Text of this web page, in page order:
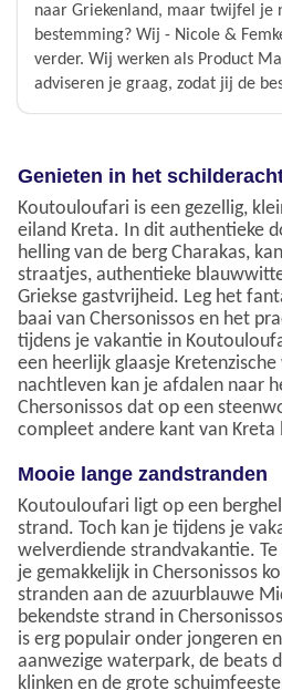
naar Griekenland, maar twijfel je
bestemming? Wij - Nicole &
verder. Wij werken als Product
adviseren je graag, zodat jij de
Genieten in het
Koutouloufari is een gezellig,
eiland Kreta. In dit authentieke
helling van de berg Charakas,
straatjes, authentieke
Griekse gastvrijheid. Leg het
baai van Chersonissos en het
tijdens je vakantie in
een heerlijk glaasje
nachtleven kan je afdalen naar
Chersonissos dat op een
compleet andere kant van Kreta
Mooie lange zandstranden
Koutouloufari ligt op een
strand. Toch kan je tijdens je
welverdiende strandvakantie.
je gemakkelijk in Chersonissos
stranden aan de azuurblauwe
bekendste strand in
is erg populair onder jongeren
aanwezige waterpark, de beats
klinken en de grote